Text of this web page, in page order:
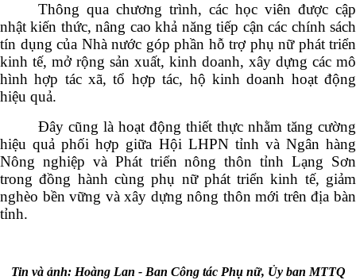
Thông qua chương trình, các học viên được cập
nhật kiến thức, nâng cao khả năng tiếp cận các chính sách
tín dụng của Nhà nước góp phần hỗ trợ phụ nữ phát triển
kinh tế, mở rộng sản xuất, kinh doanh, xây dựng các mô
hình hợp tác xã, tổ hợp tác, hộ kinh doanh hoạt động
hiệu quả.
Đây cũng là hoạt động thiết thực nhằm tăng cường
hiệu quả phối hợp giữa Hội LHPN tỉnh và Ngân hàng
Nông nghiệp và Phát triển nông thôn tỉnh Lạng Sơn
trong đồng hành cùng phụ nữ phát triển kinh tế, giảm
nghèo bền vững và xây dựng nông thôn mới trên địa bàn
tỉnh.
Tin và ảnh: Hoàng Lan - Ban Công tác Phụ nữ, Ủy ban MTTQ